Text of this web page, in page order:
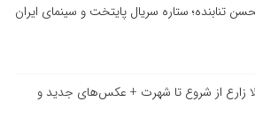
تنابنده؛ ستاره سریال پایتخت و سینمای ایران
زارع از شروع تا شهرت + عکس‌های جدید و